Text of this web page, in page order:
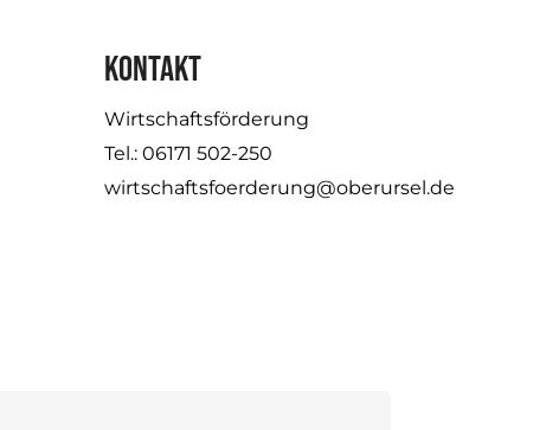
KONTAKT
Wirtschaftsförderung
Tel.: 06171 502-250
wirtschaftsfoerderung@oberursel.de